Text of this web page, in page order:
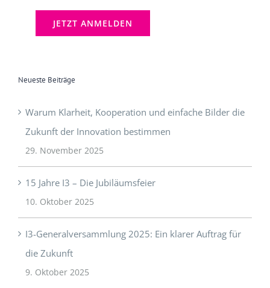
Neueste Beiträge
Warum Klarheit, Kooperation und einfache Bilder die
Zukunft der Innovation bestimmen
29. November 2025
15 Jahre I3 – Die Jubiläumsfeier
10. Oktober 2025
I3-Generalversammlung 2025: Ein klarer Auftrag für
die Zukunft
9. Oktober 2025